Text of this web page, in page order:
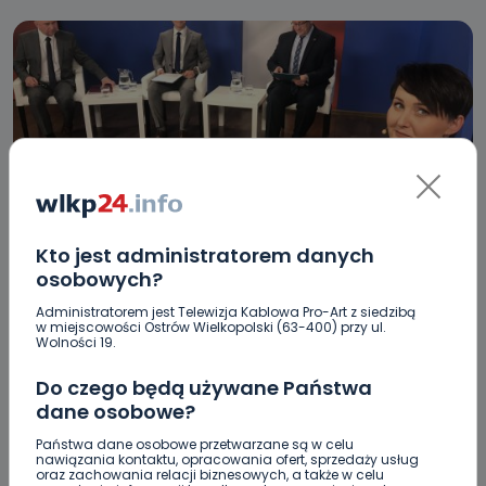
Kto jest administratorem danych
osobowych?
Administratorem jest Telewizja Kablowa Pro-Art z siedzibą
w miejscowości Ostrów Wielkopolski (63-400) przy ul.
Wolności 19.
Do czego będą używane Państwa
dane osobowe?
Państwa dane osobowe przetwarzane są w celu
nawiązania kontaktu, opracowania ofert, sprzedaży usług
oraz zachowania relacji biznesowych, a także w celu
WIADOMOŚCI
DEBATA NA ŻYWO! Oglądaj spotkanie
kandydatów na burmistrza Ostrzeszowa